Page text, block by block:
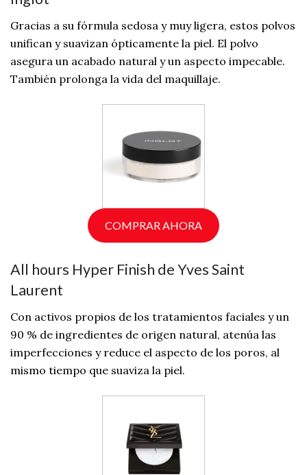
Gracias a su fórmula sedosa y muy ligera, estos polvos
unifican y suavizan ópticamente la piel. El polvo
asegura un acabado natural y un aspecto impecable.
También prolonga la vida del maquillaje.
COMPRAR AHORA
All hours Hyper Finish de Yves Saint
Laurent
Con activos propios de los tratamientos faciales y un
90 % de ingredientes de origen natural, atenúa las
imperfecciones y reduce el aspecto de los poros, al
mismo tiempo que suaviza la piel.